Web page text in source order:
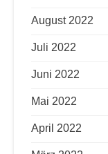
August 2022
Juli 2022
Juni 2022
Mai 2022
April 2022